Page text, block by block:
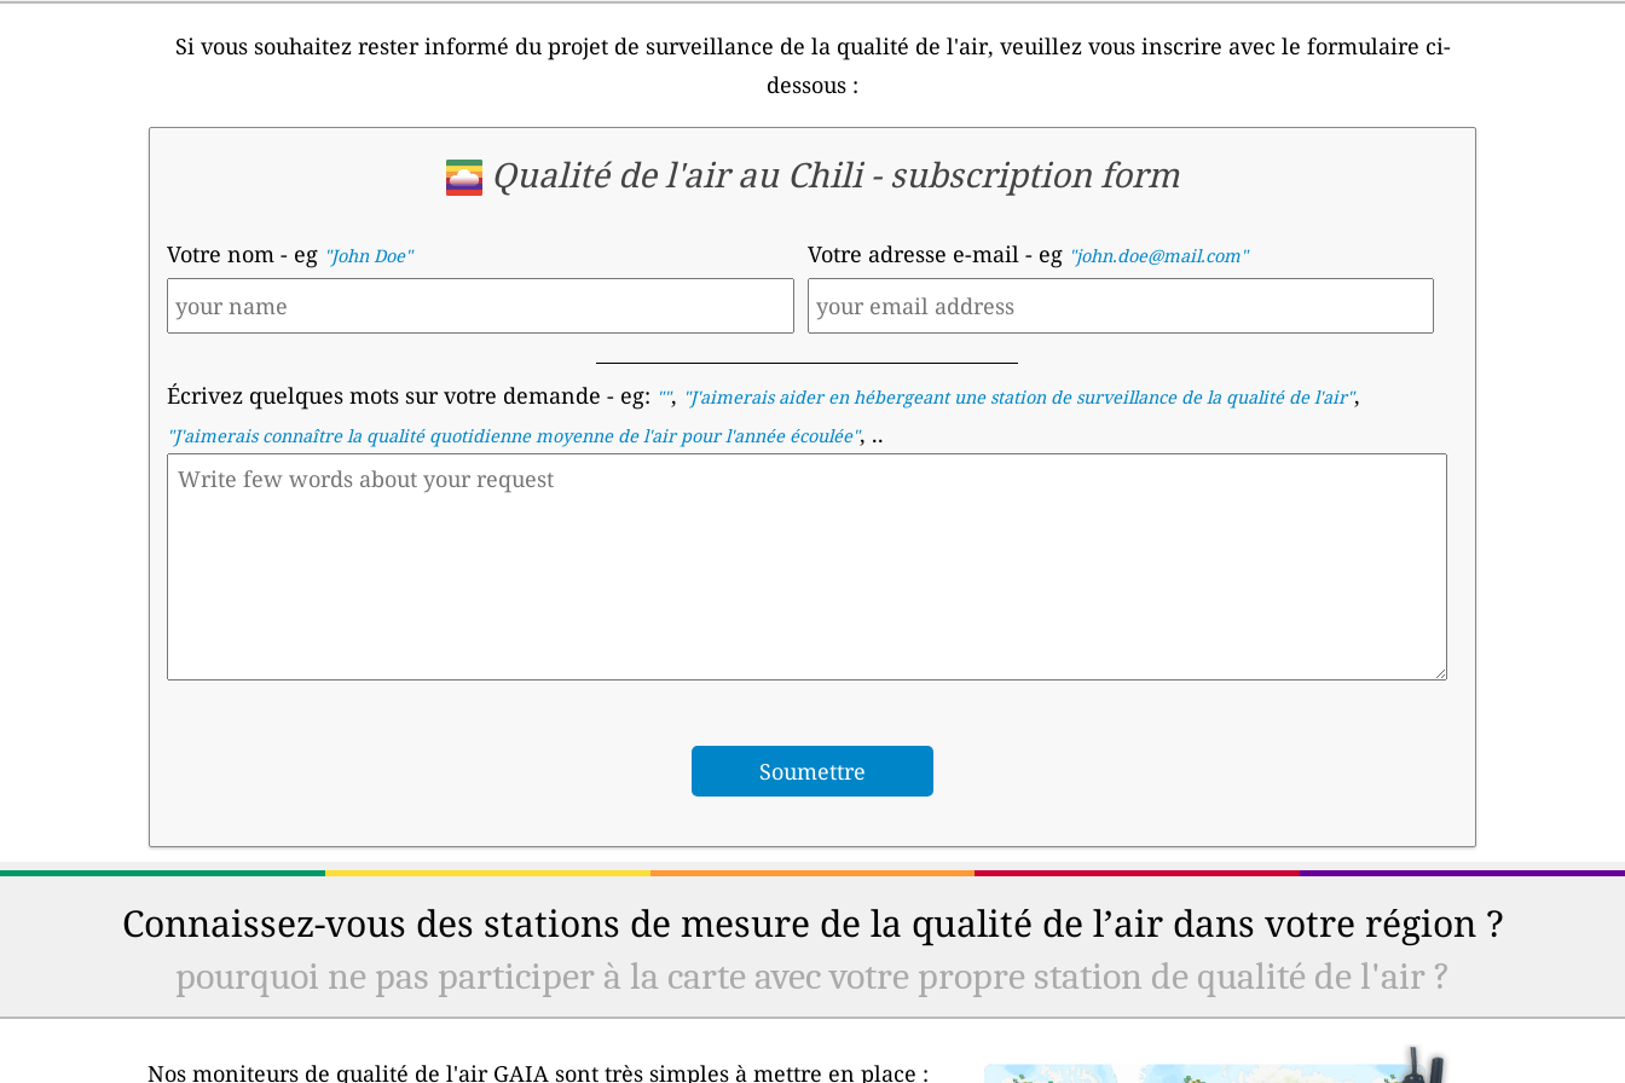
Si vous souhaitez rester informé du projet de surveillance de la qualité de l'air, veuillez vous inscrire avec le formulaire ci-
dessous :
Qualité de l'air au Chili- subscription form
Votre nom - eg "John Doe" Votre adresse e-mail- eg "john.doe@mail.com"
Écrivez quelques mots sur votre demande - eg: "", "J'aimerais aider en hébergeant une station de surveillance de la qualité de l'air",
"J'aimerais connaître la qualité quotidienne moyenne de l'air pour l'année écoulée", ..
Connaissez-vous des stations de mesure de la qualité de l’air dans votre région ?
pourquoi ne pas participer à la carte avec votre propre station de qualité de l'air ?
Nos moniteurs de qualité de l'air GAIA sont très simples à mettre en place :